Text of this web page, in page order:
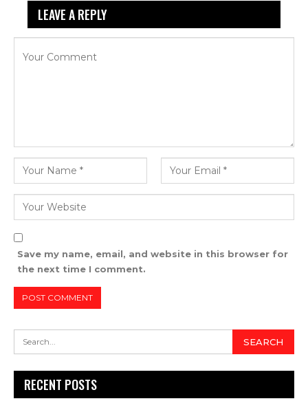
LEAVE A REPLY
Your email address will not be published.
Save my name, email, and website in this browser for
the next time I comment.
RECENT POSTS